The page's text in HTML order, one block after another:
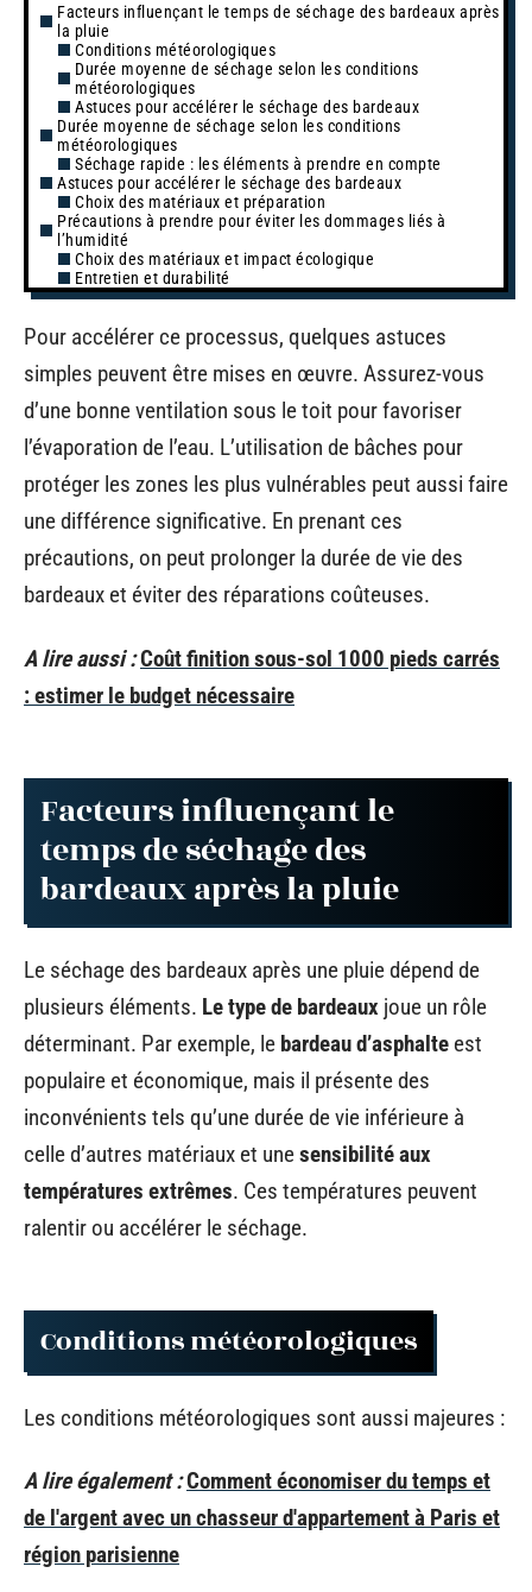
Facteurs influençant le temps de séchage des bardeaux après
la pluie
Conditions météorologiques
Durée moyenne de séchage selon les conditions
météorologiques
Astuces pour accélérer le séchage des bardeaux
Durée moyenne de séchage selon les conditions
météorologiques
Séchage rapide : les éléments à prendre en compte
Astuces pour accélérer le séchage des bardeaux
Choix des matériaux et préparation
Précautions à prendre pour éviter les dommages liés à
l’humidité
Choix des matériaux et impact écologique
Entretien et durabilité
Pour accélérer ce processus, quelques astuces
simples peuvent être mises en œuvre. Assurez-vous
d’une bonne ventilation sous le toit pour favoriser
l’évaporation de l’eau. L’utilisation de bâches pour
protéger les zones les plus vulnérables peut aussi faire
une différence significative. En prenant ces
précautions, on peut prolonger la durée de vie des
bardeaux et éviter des réparations coûteuses.
A lire aussi :Coût finition sous-sol 1000 pieds carrés
: estimer le budget nécessaire
Facteurs influençant le
temps de séchage des
bardeaux après la pluie
Le séchage des bardeaux après une pluie dépend de
plusieurs éléments. Le type de bardeaux joue un rôle
déterminant. Par exemple, le bardeau d’asphalte est
populaire et économique, mais il présente des
inconvénients tels qu’une durée de vie inférieure à
celle d’autres matériaux et unesensibilité aux
températures extrêmes. Ces températures peuvent
ralentir ou accélérer le séchage.
Conditions météorologiques
Les conditions météorologiques sont aussi majeures :
A lire également :Comment économiser du temps et
de l'argent avec un chasseur d'appartement à Paris et
région parisienne